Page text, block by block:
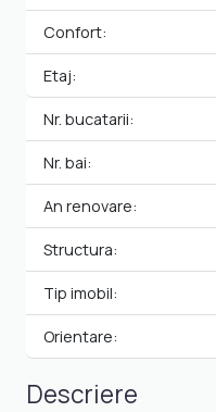
Confort:
Etaj:
Nr. bucatarii:
Nr. bai:
An renovare:
Structura:
Tip imobil:
Orientare:
Descriere